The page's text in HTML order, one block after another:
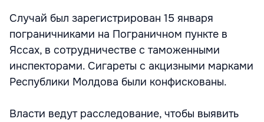
Случай был зарегистрирован 15 января
пограничниками на Пограничном пункте в
Яссах, в сотрудничестве с таможенными
инспекторами. Сигареты с акцизными марками
Республики Молдова были конфискованы.
Власти ведут расследование, чтобы выявить